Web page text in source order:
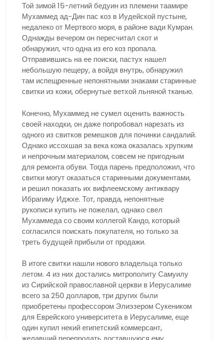
Той зимой 15-летний бедуин из племени таамире
Мухаммед ад-Дин пас коз в Иудейской пустыне,
недалеко от Мертвого моря, в районе вади Кумран.
Однажды вечером он пересчитал скот и
обнаружил, что одна из его коз пропала.
Отправившись на ее поиски, пастух нашел
небольшую пещеру, а войдя внутрь, обнаружил
там испещренные непонятными знаками старинные
свитки из кожи, обернутые ветхой льняной тканью.
Конечно, Мухаммед не сумел оценить важность
своей находки, он даже попробовал нарезать из
одного из свитков ремешков для починки сандалий.
Однако иссохшая за века кожа оказалась хрупким
и непрочным материалом, совсем не пригодным
для ремонта обуви. Тогда парень предположил, что
свитки могут оказаться старинными документами,
и решил показать их вифлеемскому антиквару
Ибрагиму Иджхе. Тот, правда, непонятные
рукописи купить не пожелал, однако свел
Мухаммеда со своим коллегой Кандо, который
согласился поискать покупателя, но только за
треть будущей прибыли от продажи.
В итоге свитки нашли нового владельца только
летом. 4 из них достались митрополиту Самуилу
из Сирийской православной церкви в Иерусалиме
всего за 250 долларов, три других были
приобретены профессором Элиэзером Сукеником
для Еврейского университета в Иерусалиме, еще
один купил некий египетский коммерсант,